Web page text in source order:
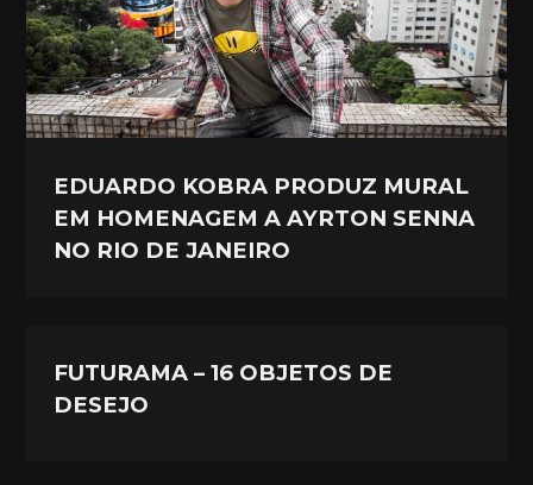
EDUARDO KOBRA PRODUZ MURAL
EM HOMENAGEM A AYRTON SENNA
NO RIO DE JANEIRO
FUTURAMA – 16 OBJETOS DE
DESEJO